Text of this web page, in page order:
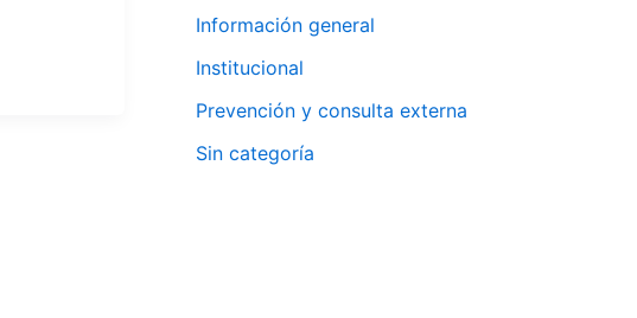
Información general
Institucional
Prevención y consulta externa
Sin categoría